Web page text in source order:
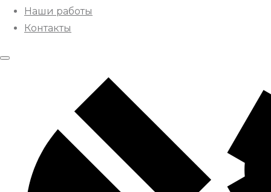
Наши работы
Контакты